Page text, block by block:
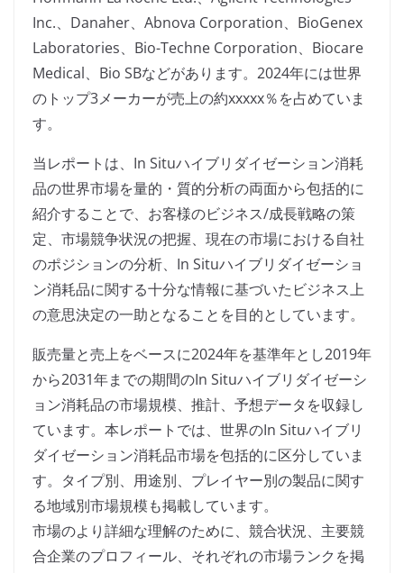
Inc.、Danaher、Abnova Corporation、BioGenex
Laboratories、Bio-Techne Corporation、Biocare
Medical、Bio SBなどがあります。2024年には世界
のトップ3メーカーが売上の約xxxxx％を占めていま
す。
当レポートは、In Situハイブリダイゼーション消耗
品の世界市場を量的・質的分析の両面から包括的に
紹介することで、お客様のビジネス/成長戦略の策
定、市場競争状況の把握、現在の市場における自社
のポジションの分析、In Situハイブリダイゼーショ
ン消耗品に関する十分な情報に基づいたビジネス上
の意思決定の一助となることを目的としています。
販売量と売上をベースに2024年を基準年とし2019年
から2031年までの期間のIn Situハイブリダイゼーシ
ョン消耗品の市場規模、推計、予想データを収録し
ています。本レポートでは、世界のIn Situハイブリ
ダイゼーション消耗品市場を包括的に区分していま
す。タイプ別、用途別、プレイヤー別の製品に関す
る地域別市場規模も掲載しています。
市場のより詳細な理解のために、競合状況、主要競
合企業のプロフィール、それぞれの市場ランクを掲